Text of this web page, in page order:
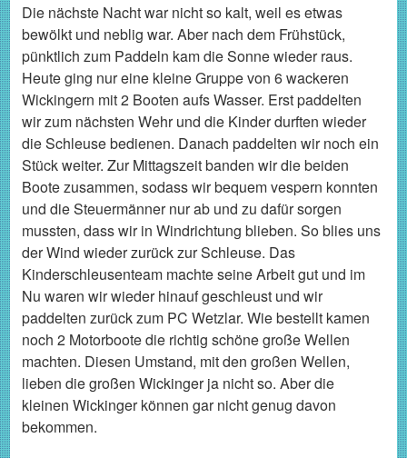
Die nächste Nacht war nicht so kalt, weil es etwas
bewölkt und neblig war. Aber nach dem Frühstück,
pünktlich zum Paddeln kam die Sonne wieder raus.
Heute ging nur eine kleine Gruppe von 6 wackeren
Wickingern mit 2 Booten aufs Wasser. Erst paddelten
wir zum nächsten Wehr und die Kinder durften wieder
die Schleuse bedienen. Danach paddelten wir noch ein
Stück weiter. Zur Mittagszeit banden wir die beiden
Boote zusammen, sodass wir bequem vespern konnten
und die Steuermänner nur ab und zu dafür sorgen
mussten, dass wir in Windrichtung blieben. So blies uns
der Wind wieder zurück zur Schleuse. Das
Kinderschleusenteam machte seine Arbeit gut und im
Nu waren wir wieder hinauf geschleust und wir
paddelten zurück zum PC Wetzlar. Wie bestellt kamen
noch 2 Motorboote die richtig schöne große Wellen
machten. Diesen Umstand, mit den großen Wellen,
lieben die großen Wickinger ja nicht so. Aber die
kleinen Wickinger können gar nicht genug davon
bekommen.